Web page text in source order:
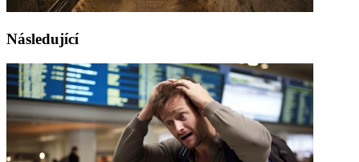
Následující